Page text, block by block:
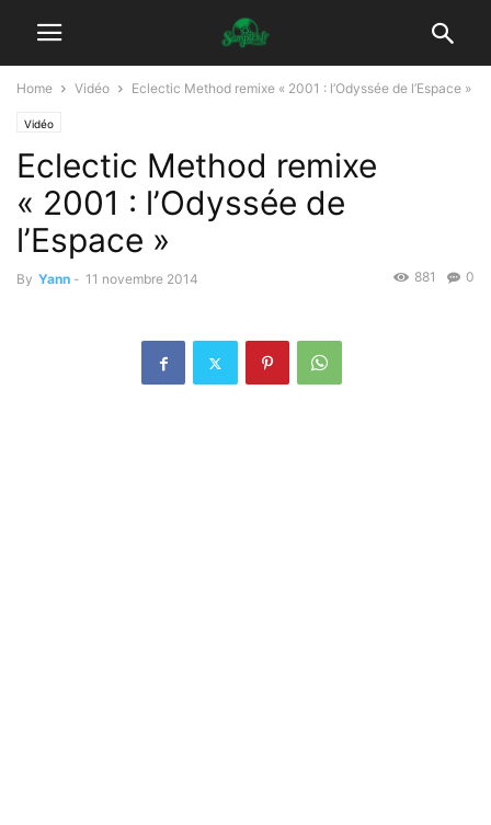
Home Vidéo Eclectic Method remixe « 2001 : l’Odyssée de l’Espace »
Vidéo
Eclectic Method remixe
« 2001 : l’Odyssée de
l’Espace »
By Yann - 11 novembre 2014 0
881